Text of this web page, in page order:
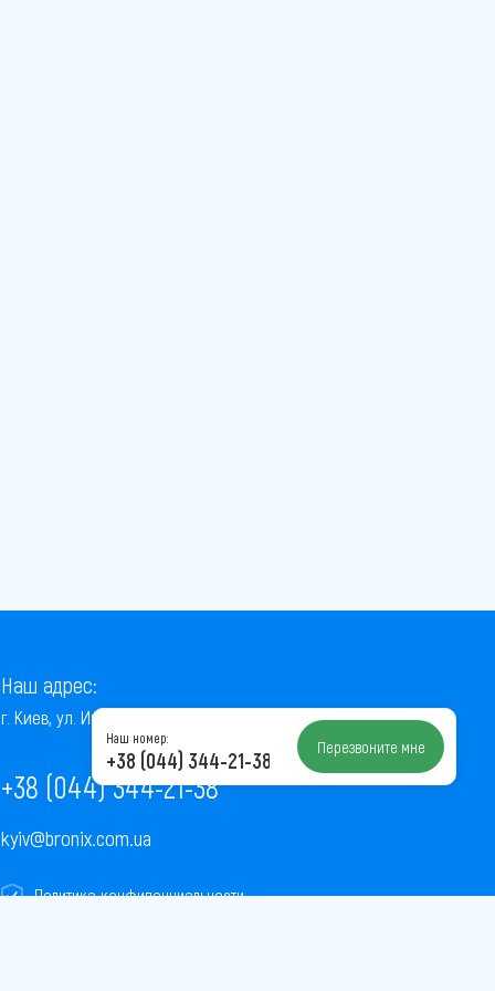
Наш адрес:
г. Киев, ул. Институтская, 22/7, оф. 41
+38 (044) 344-21-38
kyiv@bronix.com.ua
Политика конфиденциальности
Наш номер:
+38 (044) 344-21-38 Перезвоните мне